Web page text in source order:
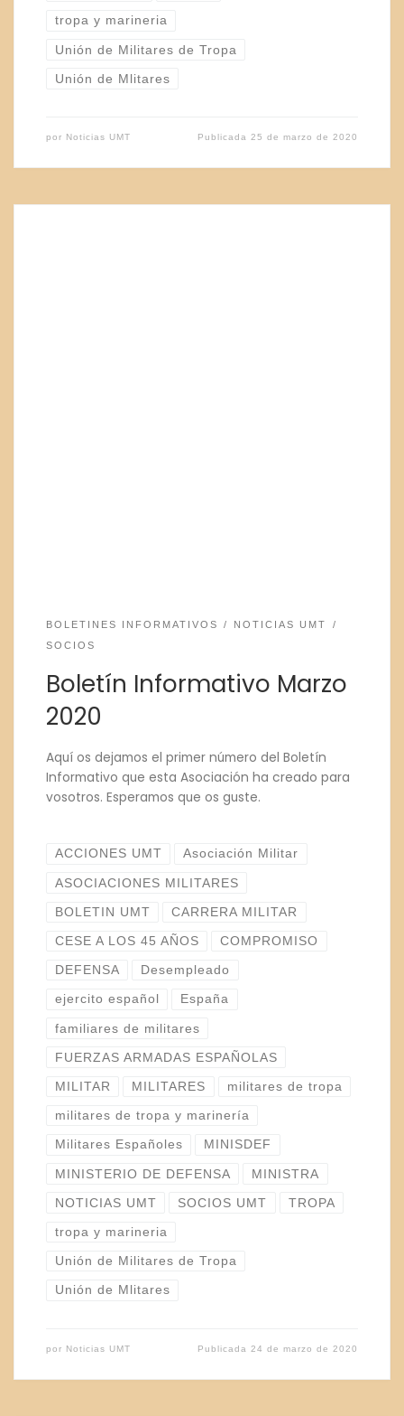
tropa y marineria
Unión de Militares de Tropa
Unión de Mlitares
por Noticias UMT Publicada25 de marzo de 2020
BOLETINES INFORMATIVOS
NOTICIAS UMT
SOCIOS
Boletín Informativo Marzo
2020
Aquí os dejamos el primer número del Boletín
Informativo que esta Asociación ha creado para
vosotros. Esperamos que os guste.
ACCIONES UMT Asociación Militar
ASOCIACIONES MILITARES
BOLETIN UMT CARRERA MILITAR
CESE A LOS 45 AÑOS COMPROMISO
DEFENSA Desempleado
ejercito español España
familiares de militares
FUERZAS ARMADAS ESPAÑOLAS
MILITAR MILITARES militares de tropa
militares de tropa y marinería
Militares Españoles MINISDEF
MINISTERIO DE DEFENSA MINISTRA
NOTICIAS UMT SOCIOS UMT TROPA
tropa y marineria
Unión de Militares de Tropa
Unión de Mlitares
por Noticias UMT Publicada24 de marzo de 2020